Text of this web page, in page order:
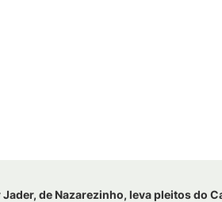
Jader, de Nazarezinho, leva pleitos do